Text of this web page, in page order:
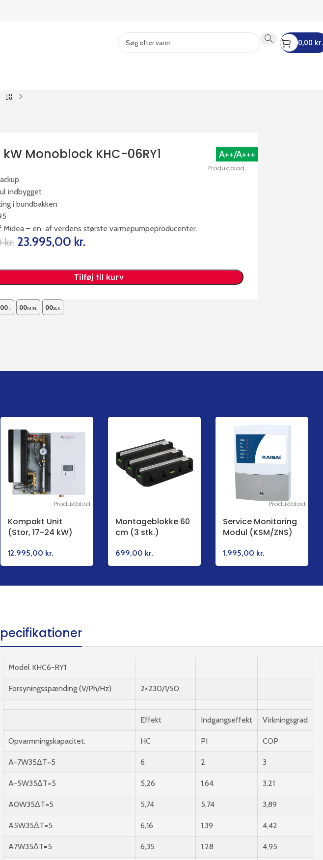
0,00 kr.
kW Monoblock KHC-06RY1 A++/A+++
Produktblad
indbygget
i bundbakken
Midea – en af verdens største varmepumpeproducenter.
kr. 23.995,00 kr.
Tilføj til kurv
00T. 00MIN. 00SEK
Produktblad
Kompakt Unit
(Stor, 17-24 kW)
12.995,00 kr.
Montageblokke 60
cm (3 stk.)
699,00 kr.
Produktblad
Service Monitoring
Modul (KSM/ZNS)
1.995,00 kr.
Model KHC6-RY1
Forsyningsspænding (V/Ph/Hz) 2×230/1/50
Effekt Indgangseffekt Virkningsgrad
Opvarmningskapacitet: HC PI COP
A-7W35ΔT=5 6 2 3
A-5W35ΔT=5 5,26 1,64 3,21
A0W35ΔT=5 5,74 5,74 3,89
A5W35ΔT=5 6,16 1,39 4,42
A7W35ΔT=5 6,35 1,28 4,95